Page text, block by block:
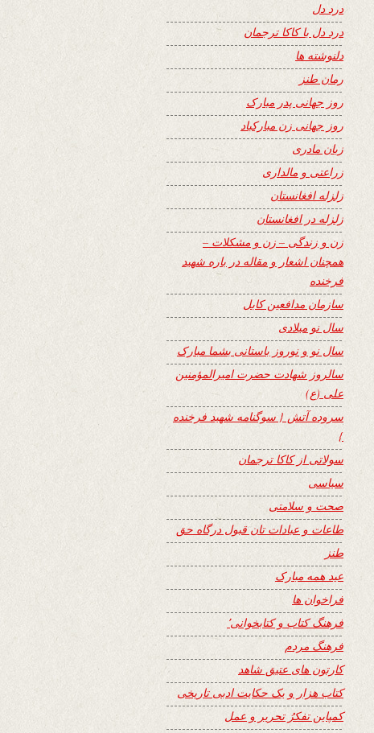
درد دل
درد دل با کاکا ترجمان
دلنوشته ها
رمان طنز
روز جهانی پدر مبارک
روز جهانی زن مبارکباد
زبان مادری
زراعتی و مالداری
زلزله افغانستان
زلزله در افغانستان
زن و زندگی – زن و مشکلات –
همچنان اشعار و مقاله در باره شهید
فرخنده
سازمان مدافعین کابل
سال نو میلادی
سال نو و نوروز باستانی بشما مبارک
سالروز شهادت حضرت امیرالمؤمنین
علی (ع)
سروده آتش { سوگنامه شهید فرخنده
}
سولاتی از کاکا ترجمان
سیاسی
صحت و سلامتی
طاعات و عبادات تان قبول درگاه حق
طنز
عید همه مبارک
فراخوان ها
فرهنگ کتاب و کتابخوانی٬
فرهنگ مردم
کارتون های عتیق شاهد
کتاب هزار و یک حکایت ادبی تاریخی
کمپاین تفکرُ تحریر و عمل